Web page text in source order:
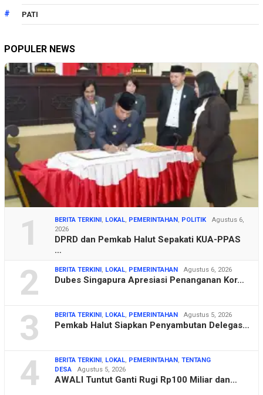
PATI
POPULER NEWS
1 BERITA TERKINI , LOKAL, PEMERINTAHAN , POLITIK
Agustus 6,
2026
DPRD dan Pemkab Halut Sepakati KUA-PPAS
…
2 BERITA TERKINI , LOKAL, PEMERINTAHAN Agustus 6, 2026
Dubes Singapura Apresiasi Penanganan Kor…
3 BERITA TERKINI , LOKAL, PEMERINTAHAN Agustus 5, 2026
Pemkab Halut Siapkan Penyambutan Delegas…
4 BERITA TERKINI , LOKAL, PEMERINTAHAN , TENTANG
DESA
Agustus 5, 2026
AWALI Tuntut Ganti Rugi Rp100 Miliar dan…